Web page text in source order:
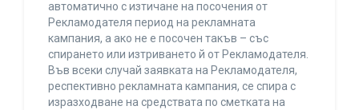
автоматично с изтичане на посочения от
Рекламодателя период на рекламната
кампания, а ако не е посочен такъв – със
спирането или изтриването й от Рекламодателя.
Във всеки случай заявката на Рекламодателя,
респективно рекламната кампания, се спира с
изразходване на средствата по сметката на